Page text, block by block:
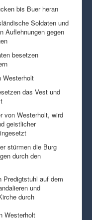
bis Buer heran
Soldaten und
Auflehnungen gegen
besetzen
Westerholt
das Vest und
von Westerholt, wird
geistlicher
stürmen die Burg
durch den
Predigtstuhl auf dem
und
durch
Westerholt